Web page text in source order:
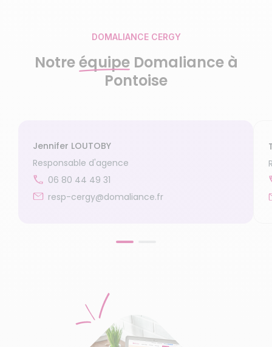
DOMALIANCE CERGY
NotreéquipeDomaliance à
Pontoise
Jennifer LOUTOBY
Responsable d'agence
06 80 44 49 31
resp-cergy@domaliance.fr